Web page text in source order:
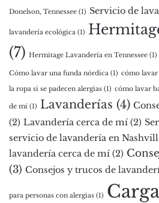
Donelson, Tennessee (1) Servicio de
lavandería ecológica (1)
(7) Hermitage Lavandería en Tennessee (1)
Cómo lavar una funda nórdica (1) cómo lavar
la ropa si se padecen alergias (1) cómo lavar
de mí (1) Lavanderías (4)
(2) Lavandería cerca de mí (2)
servicio de lavandería en
lavandería cerca de mí (2)
(3) Consejos y trucos de
para personas con alergias (1)